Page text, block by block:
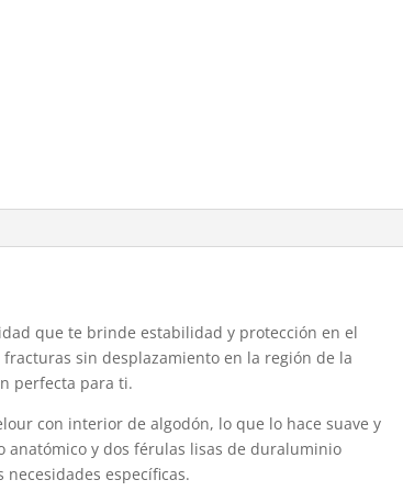
que te brinde estabilidad y protección en el
sin desplazamiento en la región de la
perfecta para ti.
con interior de algodón, lo que lo hace suave y
y dos férulas lisas de duraluminio
específicas.